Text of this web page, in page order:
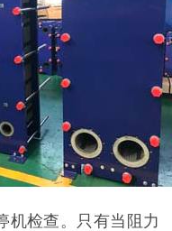
机检查。只有当阻力